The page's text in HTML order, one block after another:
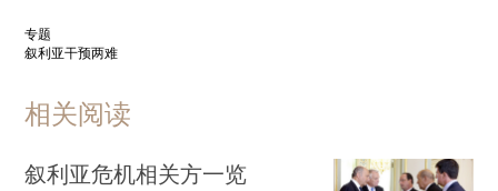
专题
叙利亚干预两难
相关阅读
叙利亚危机相关方一览